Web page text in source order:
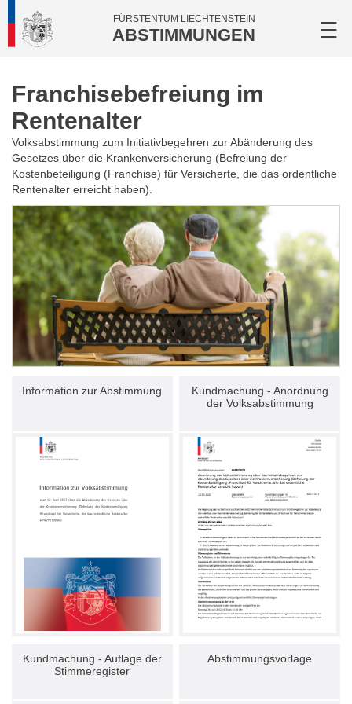
FÜRSTENTUM LIECHTENSTEIN
ABSTIMMUNGEN
Franchisebefreiung im
Rentenalter
Volksabstimmung zum Initiativbegehren zur Abänderung des
Gesetzes über die Krankenversicherung (Befreiung der
Kostenbeteiligung (Franchise) für Versicherte, die das ordentliche
Rentenalter erreicht haben).
Information zur Abstimmung
Kundmachung - Anordnung
der Volksabstimmung
Kundmachung - Auflage der
Stimmeregister
Abstimmungsvorlage